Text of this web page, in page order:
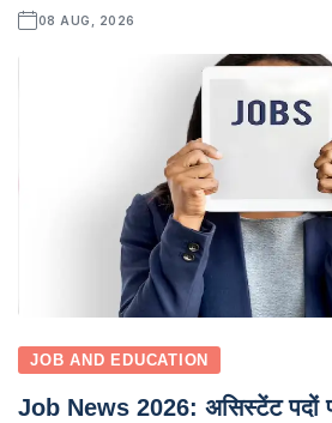
08 AUG, 2026
JOB AND EDUCATION
Job News 2026: असिस्टेंट पदों